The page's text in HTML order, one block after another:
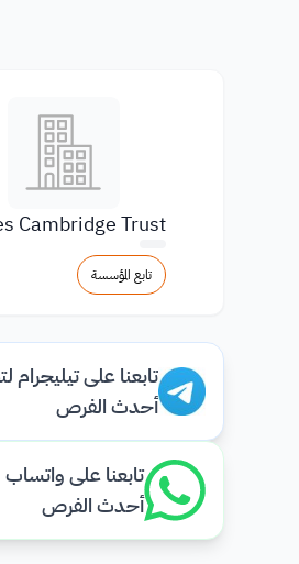
Cambridge Trust
تابع المؤسسة
تابعنا على
أحدث الفرص
تابعنا على
أحدث الفرص